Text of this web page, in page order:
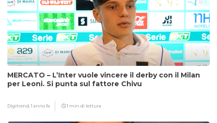
MERCATO – L’Inter vuole vincere il derby con il Milan
per Leoni. Si punta sul fattore Chivu
Digitrend,1 anno fa 1 min di lettura